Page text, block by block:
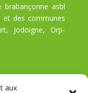
aux
asbl
des communes
Jodoigne, Orp-